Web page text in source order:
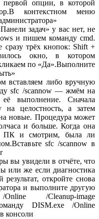
опции, в которой
контекстном меню
задач» у вас нет, не
и пишем команду cmd.
сразу трёх кнопок: Shift +
окно, в котором
по «Да».Выполните
вставляем либо вручную
sfc /scannow — жмём на
выполнение. Сначала
на целостность, а затем
новые. Процедура может
и больше. Когда она
ПК и смотрим, была ли
sfc /scannow в
вы увидели в отчёте, что
или же если диагностика
откройте снова
и выполните другую
/Cleanup-image
DISM.exe /Online
консоли